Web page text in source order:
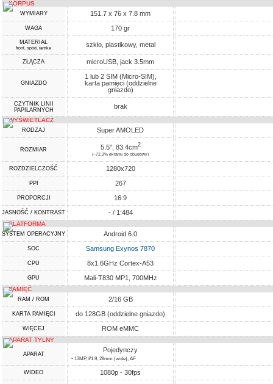
KORPUS
WYMIARY 151.7 x 76 x 7.8 mm
WAGA 170 gr
MATERIAŁ
front, spód, ramka szkło, plastikowy, metal
ZŁĄCZA microUSB, jack 3.5mm
GNIAZDO
1 lub 2 SIM (Micro-SIM),
karta pamięci (oddzielne
gniazdo)
CZYTNIK LINII
PAPILARNYCH
brak
WYŚWIETLACZ
RODZAJ Super AMOLED
ROZMIAR 5.5", 83.4cm2
(~72.3% ekranu do obudowy)
ROZDZIELCZOŚĆ 1280x720
PPI 267
PROPORCJI 16:9
JASNOŚĆ / KONTRAST - / 1:484
PLATFORMA
SYSTEM OPERACYJNY Android 6.0
SOC Samsung Exynos 7870
CPU 8x1.6GHz Cortex-A53
GPU Mali-T830 MP1, 700MHz
PAMIĘĆ
RAM / ROM 2/16 GB
KARTA PAMIĘCI do 128GB (oddzielne gniazdo)
WIĘCEJ ROM eMMC
APARAT TYLNY
APARAT
Pojedynczy
• 13MP, f/1.9, 28mm (wide), AF
WIDEO 1080p - 30fps